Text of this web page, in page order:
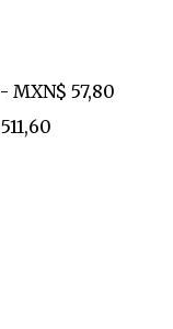
MXN$ 57,80